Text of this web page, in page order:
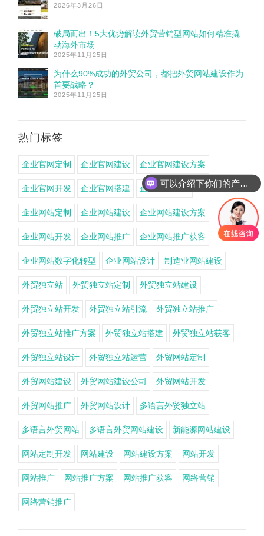
2026年3月26日
破局而出！5大优势解读外贸营销型网站如何精准撬
动海外市场
2025年11月25日
为什么90%成功的外贸公司，都把外贸网站建设作为
首要战略？
2025年11月25日
热门标签
企业官网定制 企业官网建设 企业官网建设方案
企业官网开发 企业官网搭建 企业官网设计
企业网站定制 企业网站建设 企业网站建设方案
企业网站开发 企业网站推广 企业网站推广获客
企业网站数字化转型 企业网站设计 制造业网站建设
外贸独立站 外贸独立站定制 外贸独立站建设
外贸独立站开发 外贸独立站引流 外贸独立站推广
外贸独立站推广方案 外贸独立站搭建 外贸独立站获客
外贸独立站设计 外贸独立站运营 外贸网站定制
外贸网站建设 外贸网站建设公司 外贸网站开发
外贸网站推广 外贸网站设计 多语言外贸独立站
多语言外贸网站 多语言外贸网站建设 新能源网站建设
网站定制开发 网站建设 网站建设方案 网站开发
网站推广 网站推广方案 网站推广获客 网络营销
网络营销推广
可以介绍下你们的产品么